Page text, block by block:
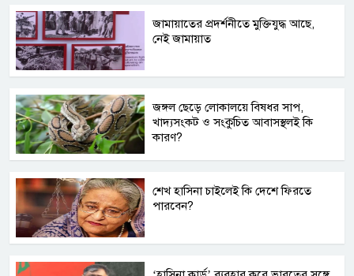
জামায়াতের প্রদর্শনীতে মুক্তিযুদ্ধ আছে,
নেই জামায়াত
জঙ্গল ছেড়ে লোকালয়ে বিষধর সাপ,
খাদ্যসংকট ও সংকুচিত আবাসস্থলই কি
কারণ?
শেখ হাসিনা চাইলেই কি দেশে ফিরতে
পারবেন?